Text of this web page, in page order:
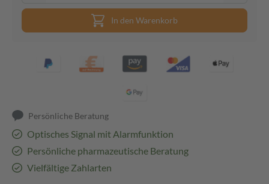
In den Warenkorb
Persönliche Beratung
Optisches Signal mit Alarmfunktion
Persönliche pharmazeutische Beratung
Vielfältige Zahlarten